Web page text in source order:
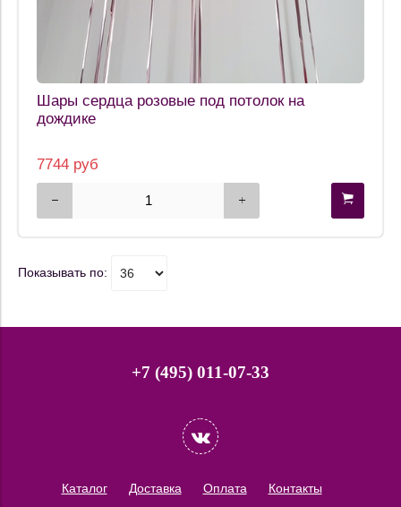
Шары сердца розовые под потолок на
дождике
7744 руб
Показывать по:
+7 (495) 011-07-33
Каталог Доставка Оплата
Контакты